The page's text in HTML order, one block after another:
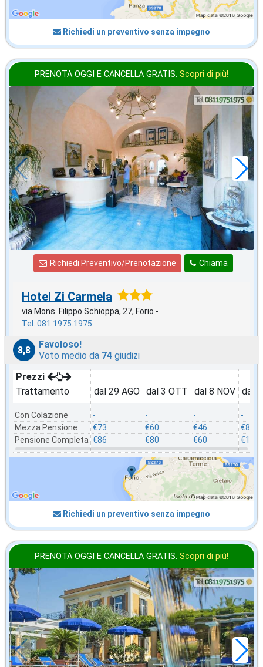
Richiedi un preventivo senza impegno
PRENOTA OGGI E CANCELLA GRATIS. Scopri di più!
ottobre
in offerta da
€60 ,00
a notte
Chiama
Richiedi Preventivo/Prenotazione
Hotel Zi Carmela
via Mons. Filippo Schioppa, 27, Forio -
Tel. 081.1975.1975
8,8
Favoloso!
Voto medio da 74 giudizi
Prezzi
Trattamento
Con Colazione
Mezza Pensione
Pensione Completa
dal 29 AGO
-
€73
€86
dal 3 OTT
-
€60
€80
dal 8 NOV
-
€46
€60
dal
-
€86
€106
Richiedi un preventivo senza impegno
PRENOTA OGGI E CANCELLA GRATIS. Scopri di più!
ottobre
in offerta da
€71,29
a notte